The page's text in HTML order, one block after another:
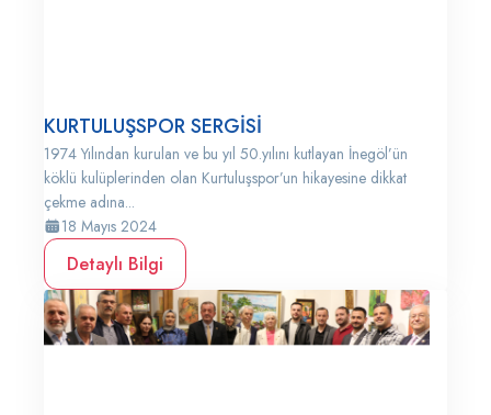
KURTULUŞSPOR SERGİSİ
1974 Yılından kurulan ve bu yıl 50.yılını kutlayan İnegöl’ün
köklü kulüplerinden olan Kurtuluşspor’un hikayesine dikkat
çekme adına...
18 Mayıs 2024
Detaylı Bilgi